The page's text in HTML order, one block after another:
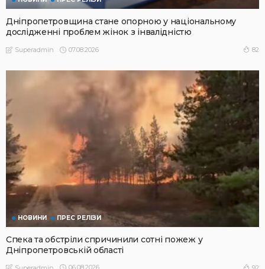
Дніпропетровщина стане опорною у національному
дослідженні проблем жінок з інвалідністю
Superadmin 07.08.2026 82
НОВИНИ ПРЕС РЕЛІЗИ
Спека та обстріли спричинили сотні пожеж у
Дніпропетровській області